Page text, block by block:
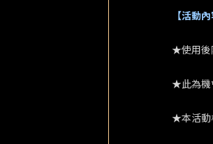
【活動
★使用後
★此為機
★本活動